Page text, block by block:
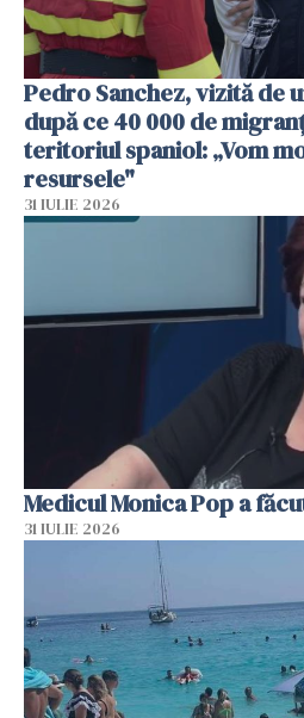
Pedro Sanchez, vizită de
după ce 40 000 de
teritoriul spaniol: „Vom
resursele"
31 IULIE 2026
Medicul Monica Pop a
31 IULIE 2026